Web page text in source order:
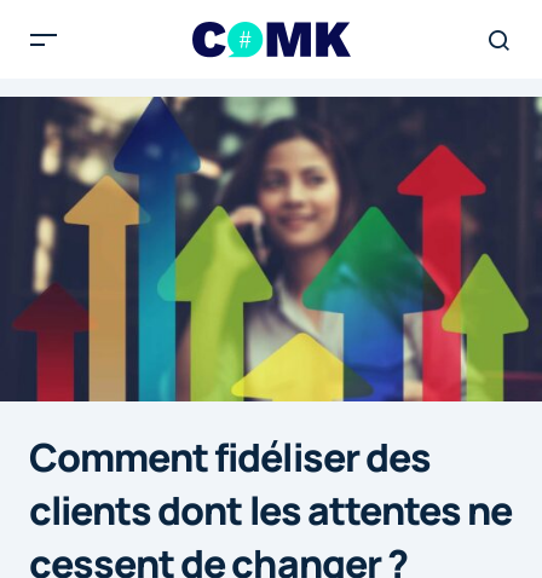
Comment fidéliser des
clients dont les attentes ne
cessent de changer ?